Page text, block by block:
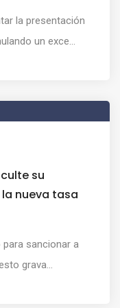
la presentación
un exce...
su
nueva tasa
sancionar a
grava...